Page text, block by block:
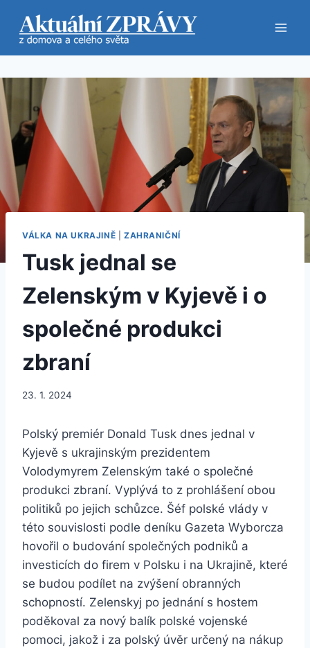
obsah
VÁLKA NA UKRAJINĚ ZAHRANIČNÍ
Tusk jednal se
Zelenským v Kyjevě i o
společné produkci
zbraní
23. 1. 2024
Polský premiér Donald Tusk dnes jednal v
Kyjevě s ukrajinským prezidentem
Volodymyrem Zelenským také o společné
produkci zbraní. Vyplývá to z prohlášení obou
politiků po jejich schůzce. Šéf polské vlády v
této souvislosti podle deníku Gazeta Wyborcza
hovořil o budování společných podniků a
investicích do firem v Polsku i na Ukrajině, které
se budou podílet na zvýšení obranných
schopností. Zelenskyj po jednání s hostem
poděkoval za nový balík polské vojenské
pomoci, jakož i za polský úvěr určený na nákup